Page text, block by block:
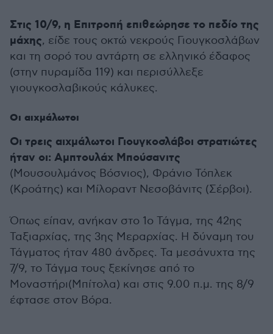
Στις 10/9, η Επιτροπή επιθεώρησε το πεδίο της
μάχης, είδε τους οκτώ νεκρούς Γιουγκοσλάβων
και τη σορό του αντάρτη σε ελληνικό έδαφος
(στην πυραμίδα 119) και περισύλλεξε
γιουγκοσλαβικούς κάλυκες.
Οι αιχμάλωτοι
Οι τρεις αιχμάλωτοι Γιουγκοσλάβοι στρατιώτες
ήταν οι: Αμπτουλάχ Μπούσανιτς
(Μουσουλμάνος Βόσνιος), Φράνιο Τόπλεκ
(Κροάτης) και Μίλοραντ Νεσοβάνιτς (Σέρβοι).
Όπως είπαν, ανήκαν στο 1ο Τάγμα, της 42ης
Ταξιαρχίας, της 3ης Μεραρχίας. Η δύναμη του
Τάγματος ήταν 480 άνδρες. Τα μεσάνυχτα της
7/9, το Τάγμα τους ξεκίνησε από το
Μοναστήρι(Μπίτολα) και στις 9.00 π.μ. της 8/9
έφτασε στον Βόρα.